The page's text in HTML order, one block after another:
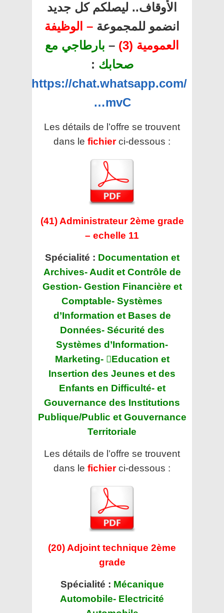
الأوقاف.. ليصلكم كل جديد
انضمو للمجموعة – الوظيفة
العمومية (3)
– بارطاجي مع
صحابك :
https://chat.whatsapp.com/
…mvC
Les détails de l’offre se trouvent
dans le fichier ci-dessous :
(41) Administrateur 2ème grade
– echelle 11
Spécialité : Documentation et
Archives- Audit et Contrôle de
Gestion- Gestion Financière et
Comptable- Systèmes
d’Information et Bases de
Données- Sécurité des
Systèmes d’Information-
Marketing- Education et
Insertion des Jeunes et des
Enfants en Difficulté- et
Gouvernance des Institutions
Publique/Public et Gouvernance
Territoriale
Les détails de l’offre se trouvent
dans le fichier ci-dessous :
(20) Adjoint technique 2ème
grade
Spécialité : Mécanique
Automobile- Electricité